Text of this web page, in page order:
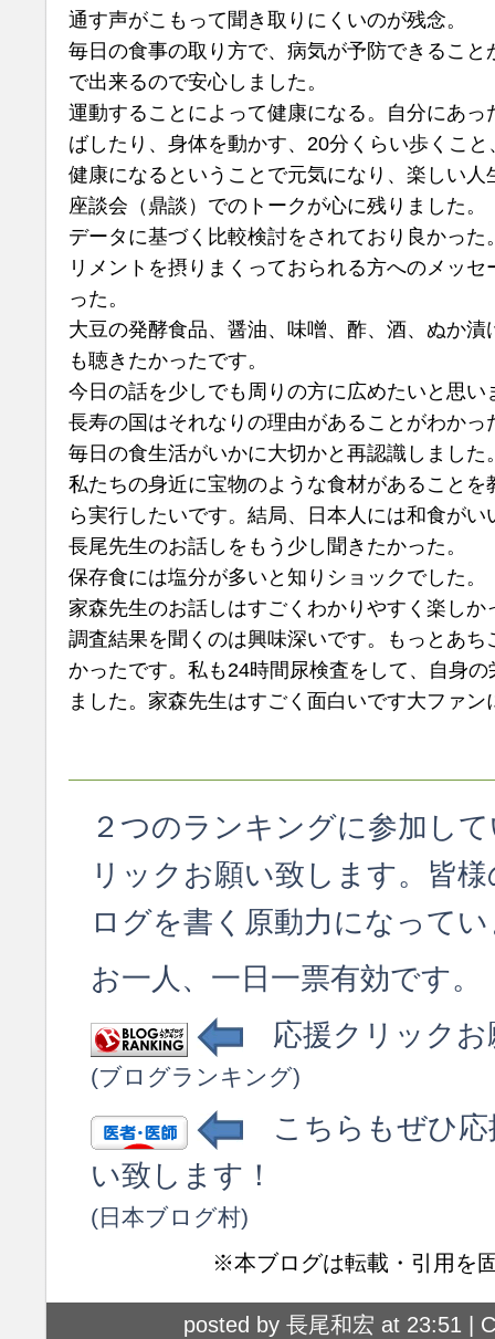
通す声がこもって聞き取りにくいのが残念。
毎日の食事の取り方で、病気が予防できるこ
で出来るので安心しました。
運動することによって健康になる。自分にあ
ばしたり、身体を動かす、20分くらい歩くこ
健康になるということで元気になり、楽しい人
座談会（鼎談）でのトークが心に残りました。
データに基づく比較検討をされており良かっ
リメントを摂りまくっておられる方へのメッ
った。
大豆の発酵食品、醤油、味噌、酢、酒、ぬか
も聴きたかったです。
今日の話を少しでも周りの方に広めたいと思い
長寿の国はそれなりの理由があることがわかっ
毎日の食生活がいかに大切かと再認識しました
私たちの身近に宝物のような食材があること
ら実行したいです。結局、日本人には和食がい
長尾先生のお話しをもう少し聞きたかった。
保存食には塩分が多いと知りショックでした。
家森先生のお話しはすごくわかりやすく楽し
調査結果を聞くのは興味深いです。もっとあ
かったです。私も24時間尿検査をして、自身
ました。家森先生はすごく面白いです大ファン
２つのランキングに参加し
リックお願い致します。皆
ログを書く原動力になって
お一人、一日一票有効です。
応援クリックお
(ブログランキング)
こちらもぜひ応
い致します！
(日本ブログ村)
※本ブログは転載・引用を
posted by 長尾和宏 at 23:51 |